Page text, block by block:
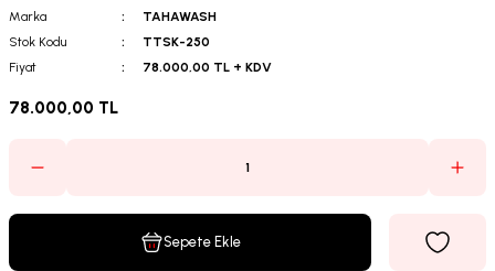
Marka
TAHAWASH
Stok Kodu
TTSK-250
Fiyat
78.000,00 TL + KDV
78.000,00 TL
Sepete Ekle